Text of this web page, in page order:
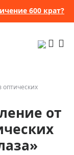
600 крат?
оптических
от